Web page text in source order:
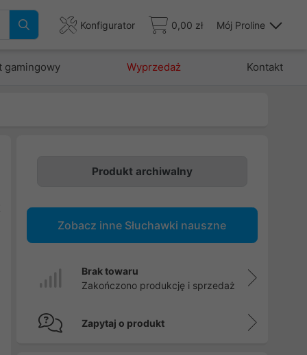
Konfigurator 0,00 zł Mój Proline
gamingowy Wyprzedaż Kontakt
Produkt archiwalny
Zobacz inne Słuchawki nauszne
Brak towaru
Zakończono produkcję i sprzedaż
Zapytaj o produkt